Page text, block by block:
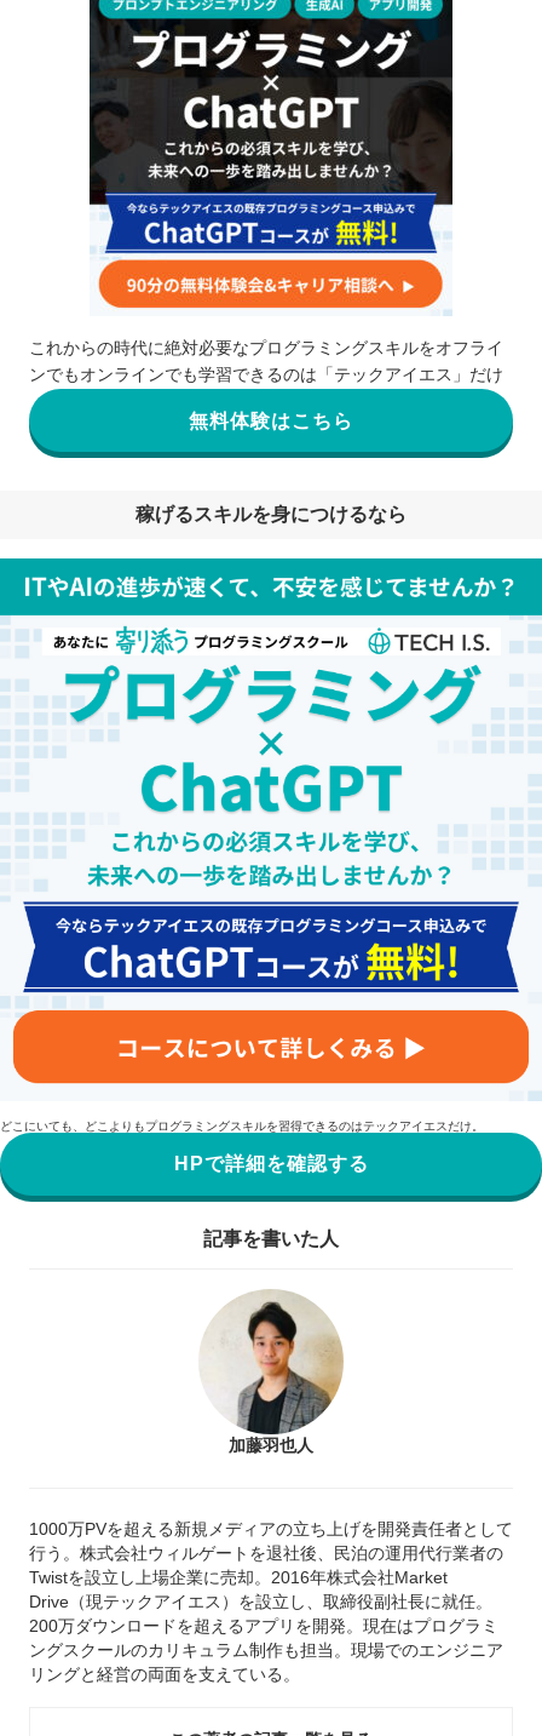
これからの時代に絶対必要なプログラミングスキルをオフライ
ンでもオンラインでも学習できるのは「テックアイエス」だけ
無料体験はこちら
稼げるスキルを身につけるなら
どこにいても、どこよりもプログラミングスキルを習得できるのはテックアイエスだけ。
HPで詳細を確認する
記事を書いた人
加藤羽也人
1000万PVを超える新規メディアの立ち上げを開発責任者として
行う。株式会社ウィルゲートを退社後、民泊の運用代行業者の
Twistを設立し上場企業に売却。2016年株式会社Market
Drive（現テックアイエス）を設立し、取締役副社長に就任。
200万ダウンロードを超えるアプリを開発。現在はプログラミ
ングスクールのカリキュラム制作も担当。現場でのエンジニア
リングと経営の両面を支えている。